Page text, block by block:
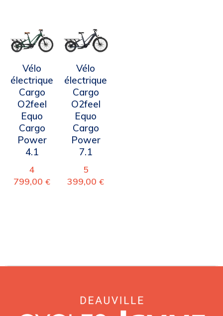
Vélo
électrique
Cargo
O2feel
Equo
Cargo
Power
4.1
4
799,00€
Vélo
électrique
Cargo
O2feel
Equo
Cargo
Power
7.1
5
399,00€